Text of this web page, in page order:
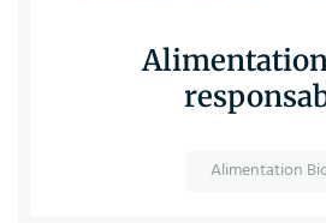
Alimentation